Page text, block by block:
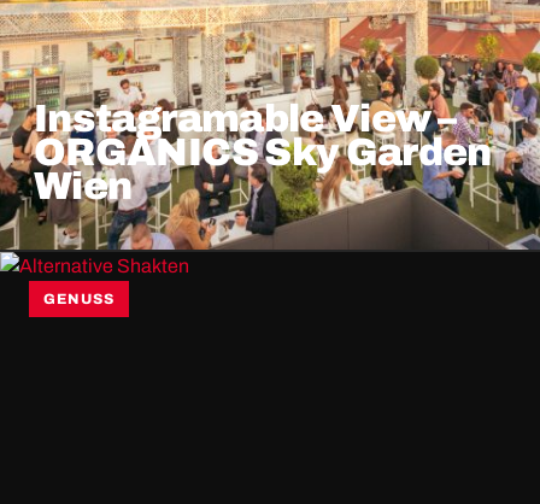
Instagramable View –
ORGANICS Sky Garden
Wien
GENUSS